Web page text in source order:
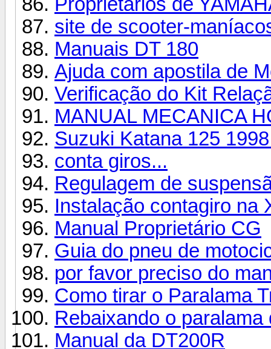
site de scooter-
Manuais DT 180
Ajuda com apostila de
Verificação do Kit
MANUAL MECANICA
Suzuki Katana 125
conta giros...
Regulagem de
Instalação contagiro na
Manual Proprietário CG
Guia do pneu de
por favor preciso do
Como tirar o Paralama
Rebaixando o paralama
Manual da DT200R